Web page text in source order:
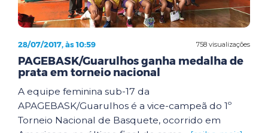
758 visualizações
28/07/2017, às 10:59
PAGEBASK/Guarulhos ganha medalha de
prata em torneio nacional
A equipe feminina sub-17 da
APAGEBASK/Guarulhos é a vice-campeã do 1º
Torneio Nacional de Basquete, ocorrido em